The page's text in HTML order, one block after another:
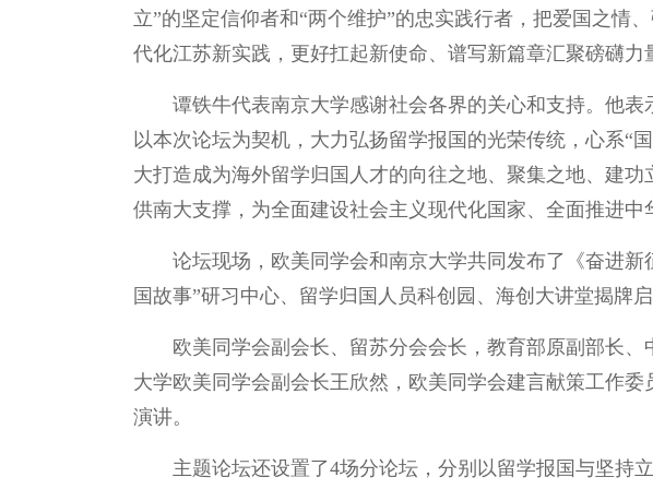
立”的坚定信仰者和“两个维护”的忠实践行者，把爱国之情
代化江苏新实践，更好扛起新使命、谱写新篇章汇聚磅礴力
谭铁牛代表南京大学感谢社会各界的关心和支持。他
以本次论坛为契机，大力弘扬留学报国的光荣传统，心系“
大打造成为海外留学归国人才的向往之地、聚集之地、建
供南大支撑，为全面建设社会主义现代化国家、全面推进中
论坛现场，欧美同学会和南京大学共同发布了《奋进
国故事”研习中心、留学归国人员科创园、海创大讲堂揭牌启
欧美同学会副会长、留苏分会会长，教育部原副部长
大学欧美同学会副会长王欣然，欧美同学会建言献策工作
演讲。
主题论坛还设置了4场分论坛，分别以留学报国与坚持